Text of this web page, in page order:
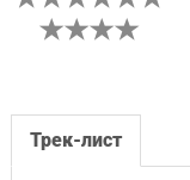
Трек-лист